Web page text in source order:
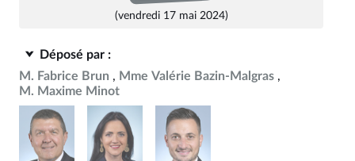
(vendredi 17 mai 2024)
Déposé par :
M. Fabrice Brun
Mme Valérie Bazin-Malgras
M. Maxime Minot